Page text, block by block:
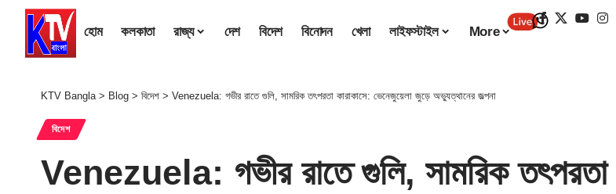
হোম কলকাতা রাজ্য দেশ বিদেশ বিনোদন খেলা লাইফস্টাইল More
KTV Bangla> Blog > বিদেশ > Venezuela: গভীর রাতে গুলি, সামরিক তৎপরতা কারাকাসে: ভেনেজুয়েলা জুড়ে অভ্যুত্থানের জল্পনা
বিদেশ
Venezuela: গভীর রাতে গুলি, সামরিক তৎপরতা